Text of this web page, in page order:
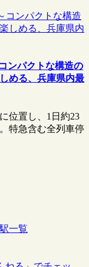
ンパクトな構造の
める、兵庫県内最
位置し、1日約23
特急含む全列車停